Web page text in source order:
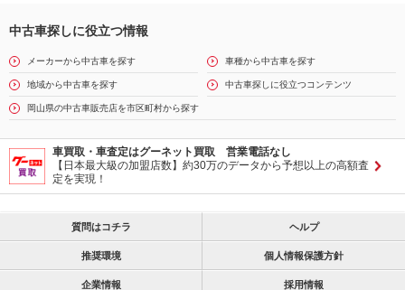
中古車探しに役立つ情報
メーカーから中古車を探す 車種から中古車を探す
地域から中古車を探す 中古車探しに役立つコンテンツ
岡山県の中古車販売店を市区町村から探す
車買取・車査定はグーネット買取 営業電話なし
【日本最大級の加盟店数】約30万のデータから予想以上の高額査
定を実現！
質問はコチラ ヘルプ
推奨環境 個人情報保護方針
企業情報 採用情報